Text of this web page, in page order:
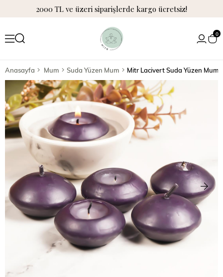
2000 TL ve üzeri siparişlerde kargo ücretsiz!
0
Anasayfa Mum Suda Yüzen Mum Mitr Lacivert Suda Yüzen Mum